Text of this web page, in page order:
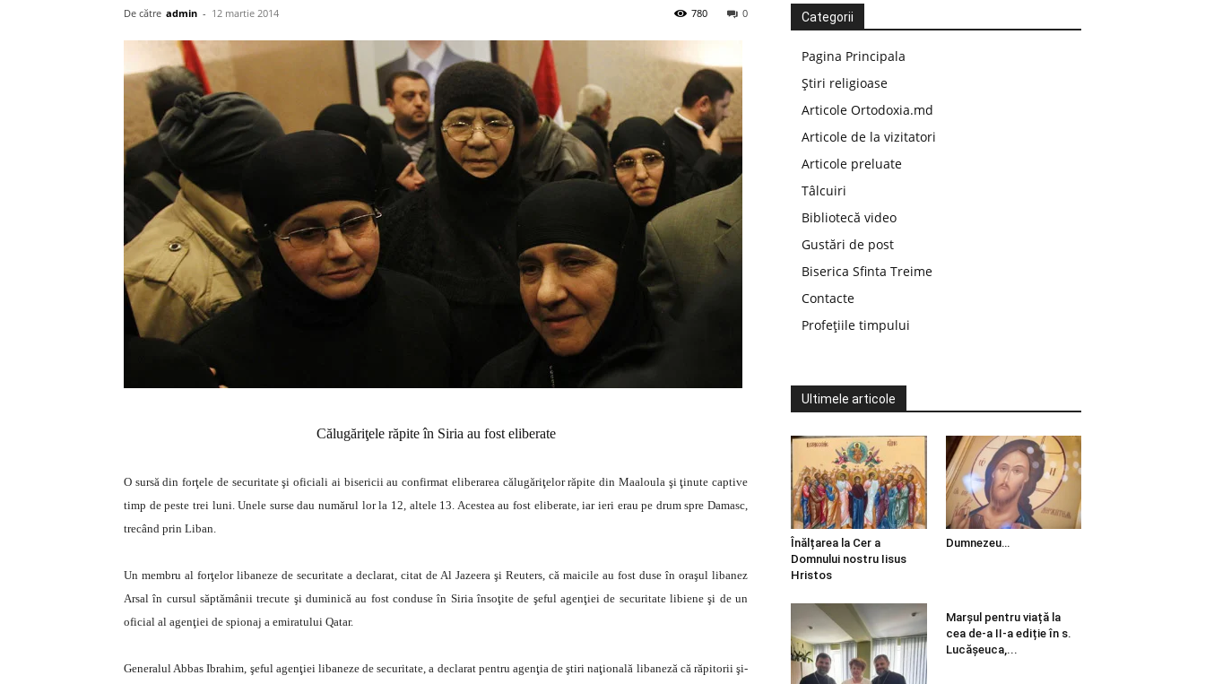
De către admin - 12 martie 2014 0
780
Călugăriţele răpite în Siria au fost eliberate
O sursă din forţele de securitate şi oficiali ai bisericii au confirmat eliberarea călugăriţelor răpite din Maaloula şi ţinute captive
timp de peste trei luni. Unele surse dau numărul lor la 12, altele 13. Acestea au fost eliberate, iar ieri erau pe drum spre Damasc,
trecând prin Liban.
Un membru al forţelor libaneze de securitate a declarat, citat de Al Jazeera şi Reuters, că maicile au fost duse în oraşul libanez
Arsal în cursul săptămânii trecute şi duminică au fost conduse în Siria însoţite de şeful agenţiei de securitate libiene şi de un
oficial al agenţiei de spionaj a emiratului Qatar.
Generalul Abbas Ibrahim, şeful agenţiei libaneze de securitate, a declarat pentru agenţia de ştiri naţională libaneză că răpitorii şi-
Categorii
Pagina Principala
Știri religioase
Articole Ortodoxia.md
Articole de la vizitatori
Articole preluate
Tâlcuiri
Bibliotecă video
Gustări de post
Biserica Sfinta Treime
Contacte
Profețiile timpului
Ultimele articole
Înălțarea la Cer a
Domnului nostru Iisus
Hristos
Dumnezeu…
Marșul pentru viață la
cea de-a II-a ediție în s.
Lucășeuca,...